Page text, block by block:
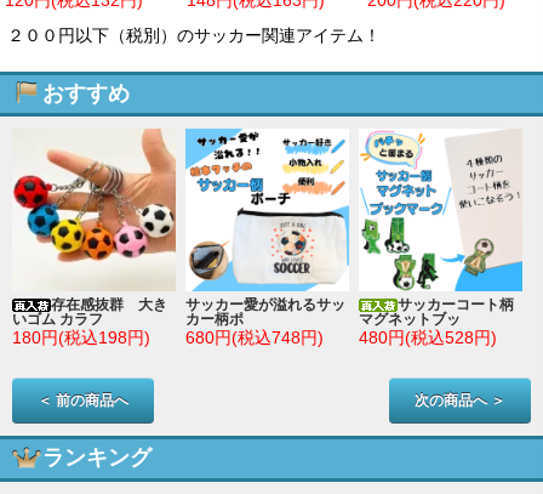
ダー
８円～
２００円以下（税別）のサッカー関連アイテム！
おすすめ
存在感抜群 大き
いゴム カラフ
180円(税込198円)
サッカー愛が溢れるサッ
カー柄ポ
680円(税込748円)
サッカーコート柄
マグネットブッ
480円(税込528円)
＜ 前の商品へ 次の商品へ ＞
ランキング